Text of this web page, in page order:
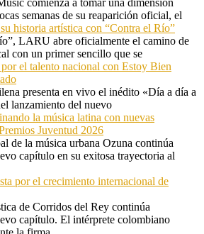
semanas de su reaparición oficial, el
historia artística con “Contra el Río”
LARU abre oficialmente el camino de
con un primer sencillo que se
el talento nacional con Estoy Bien
presenta en vivo el inédito «Día a día a
lanzamiento del nuevo
la música latina con nuevas
Juventud 2026
de la música urbana Ozuna continúa
capítulo en su exitosa trayectoria al
por el crecimiento internacional de
de Corridos del Rey continúa
capítulo. El intérprete colombiano